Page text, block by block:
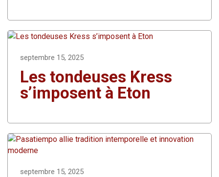
septembre 15, 2025
Les tondeuses Kress
s’imposent à Eton
septembre 15, 2025